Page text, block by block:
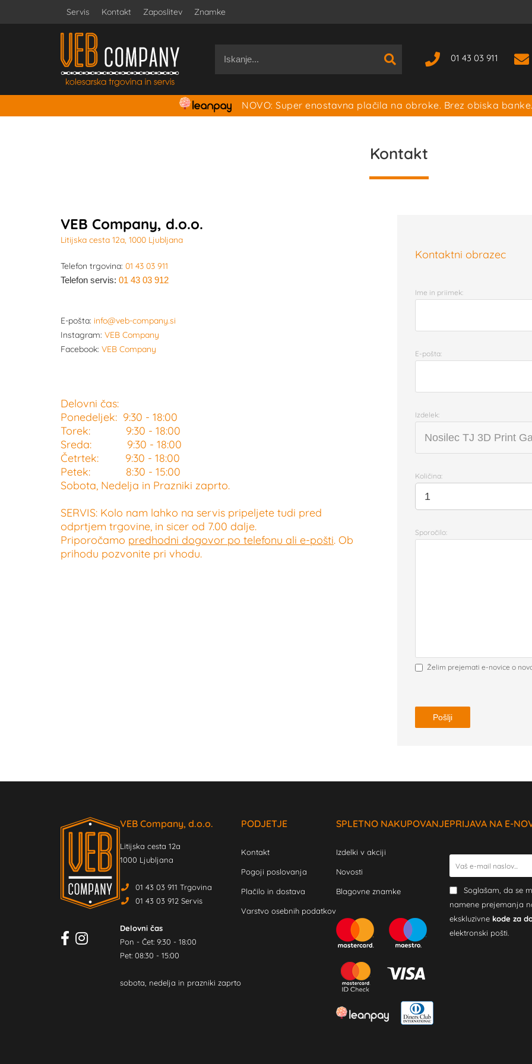
Servis Kontakt Zaposlitev Znamke
01 43 03 911
NOVO: Super enostavna plačila na obroke. Brez obiska banke.
Kontakt
Kontaktni obrazec
Ime in priimek:
E-pošta:
Izdelek:
Količina:
Sporočilo:
Želim prejemati e-novice o
VEB Company, d.o.o.
Litijska cesta 12a, 1000 Ljubljana
Telefon trgovina: 01 43 03 911
Telefon servis: 01 43 03 912
E-pošta: info@veb-company.si
Instagram: VEB Company
Facebook: VEB Company
Delovni čas:
Ponedeljek: 9:30 - 18:00
Torek: 9:30 - 18:00
Sreda: 9:30 - 18:00
Četrtek: 9:30 - 18:00
Petek: 8:30 - 15:00
Sobota, Nedelja in Prazniki zaprto.
SERVIS: Kolo nam lahko na servis pripeljete tudi pred
odprtjem trgovine, in sicer od 7.00 dalje.
Priporočamo predhodni dogovor po telefonu ali e-pošti. Ob
prihodu pozvonite pri vhodu.
VEB Company, d.o.o.
Litijska cesta 12a
1000 Ljubljana
01 43 03 911 Trgovina
01 43 03 912 Servis
Delovni čas
Pon - Čet: 9:30 - 18:00
Pet: 08:30 - 15:00
sobota, nedelja in prazniki zaprto
PODJETJE
Kontakt
Pogoji poslovanja
Plačilo in dostava
Varstvo osebnih podatkov
SPLETNO NAKUPOVANJE
Izdelki v akciji
Novosti
Blagovne znamke
PRIJAVA NA E-
Soglašam, da se
namene prejemanja
ekskluzivne kode za
elektronski pošti.